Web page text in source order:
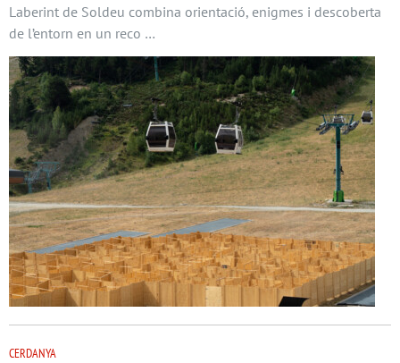
Laberint de Soldeu combina orientació, enigmes i descoberta
de l’entorn en un reco …
CERDANYA